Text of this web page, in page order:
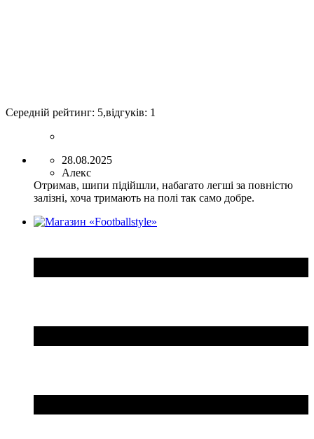
Середній рейтинг: 5,відгуків: 1
28.08.2025
Алекс
Отримав, шипи підійшли, набагато легші за повністю
залізні, хоча тримають на полі так само добре.